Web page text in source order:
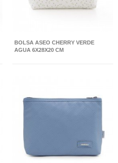
BOLSA ASEO CHERRY VERDE
AGUA 6X28X20 CM